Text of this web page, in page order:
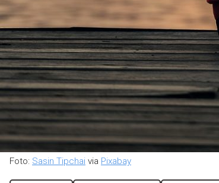
Foto: Sasin Tipchai via Pixabay